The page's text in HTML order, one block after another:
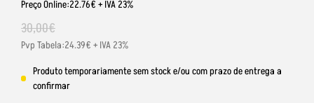
Preço Online:22.76€ + IVA 23%
30,00€
Pvp Tabela:24.39€ + IVA 23%
Produto temporariamente sem stock e/ou com prazo de entrega a
confirmar